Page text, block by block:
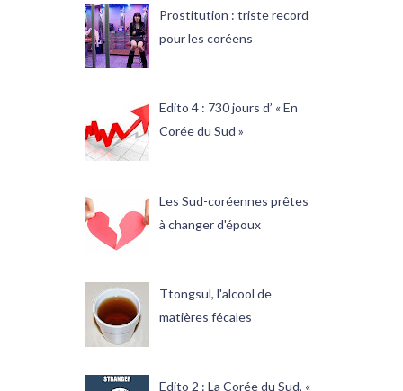
Prostitution : triste record
pour les coréens
Edito 4 : 730 jours d’ « En
Corée du Sud »
Les Sud-coréennes prêtes
à changer d'époux
Ttongsul, l'alcool de
matières fécales
Edito 2 : La Corée du Sud, «